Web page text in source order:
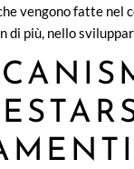
vengono fatte
di più, nello